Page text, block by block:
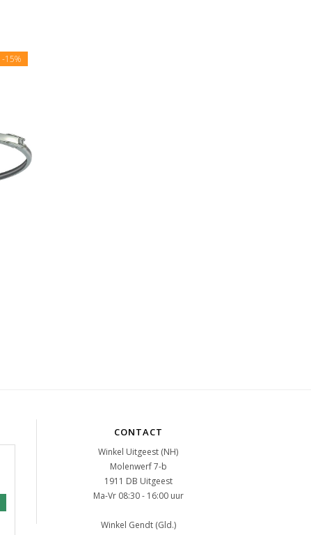
-15%
CONTACT
Winkel Uitgeest (NH)
Molenwerf 7-b
1911 DB Uitgeest
Ma-Vr 08:30 - 16:00 uur
Winkel Gendt (Gld.)